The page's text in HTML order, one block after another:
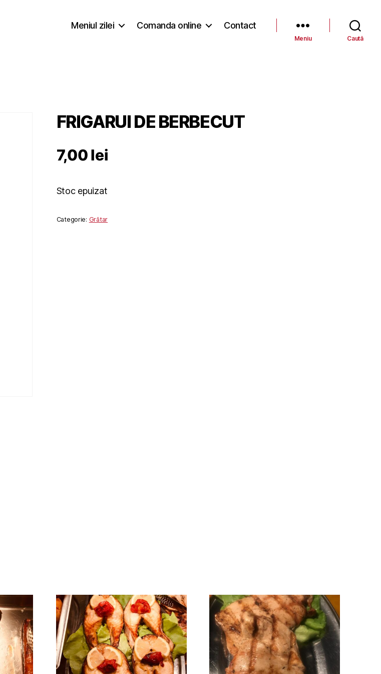
Meniul zilei Comanda online Contact
Meniu Caută
FRIGARUI DE BERBECUT
7,00lei
Stoc epuizat
Categorie: Grătar